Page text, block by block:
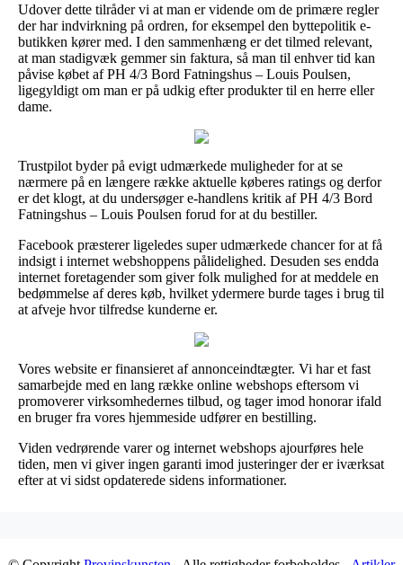
Udover dette tilråder vi at man er vidende om de primære regler
der har indvirkning på ordren, for eksempel den byttepolitik e-
butikken kører med. I den sammenhæng er det tilmed relevant,
at man stadigvæk gemmer sin faktura, så man til enhver tid kan
påvise købet af PH 4/3 Bord Fatningshus – Louis Poulsen,
ligegyldigt om man er på udkig efter produkter til en herre eller
dame.
Trustpilot byder på evigt udmærkede muligheder for at se
nærmere på en længere række aktuelle køberes ratings og derfor
er det klogt, at du undersøger e-handlens kritik af PH 4/3 Bord
Fatningshus – Louis Poulsen forud for at du bestiller.
Facebook præsterer ligeledes super udmærkede chancer for at få
indsigt i internet webshoppens pålidelighed. Desuden ses endda
internet foretagender som giver folk mulighed for at meddele en
bedømmelse af deres køb, hvilket ydermere burde tages i brug til
at afveje hvor tilfredse kunderne er.
Vores website er finansieret af annonceindtægter. Vi har et fast
samarbejde med en lang række online webshops eftersom vi
promoverer virksomhedernes tilbud, og tager imod honorar ifald
en bruger fra vores hjemmeside udfører en bestilling.
Viden vedrørende varer og internet webshops ajourføres hele
tiden, men vi giver ingen garanti imod justeringer der er iværksat
efter at vi sidst opdaterede sidens informationer.